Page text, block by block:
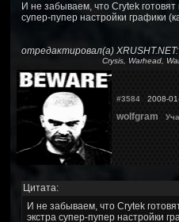
И не забываем, что Crytek
супер-пупер настройки графики
отредактировал(а)
Crysis, Warhead,
#3584 2008-
wolfgram
Цитата:
И не забываем, что Crytek
экстра супер-пупер настройки